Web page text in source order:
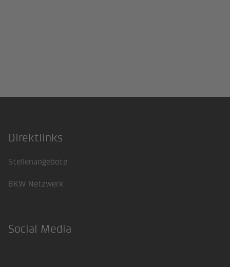
Footer
Direktlinks
Stellenangebote
BKW Netzwerk
Social Media